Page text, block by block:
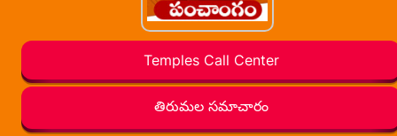
Temples Call Center
తిరుమల సమాచారం